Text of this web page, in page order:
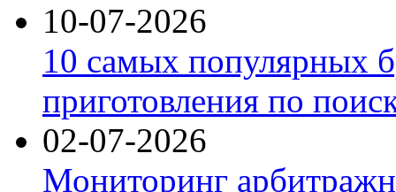
10-07-2026
10 самых популярных
приготовления по
02-07-2026
Мониторинг